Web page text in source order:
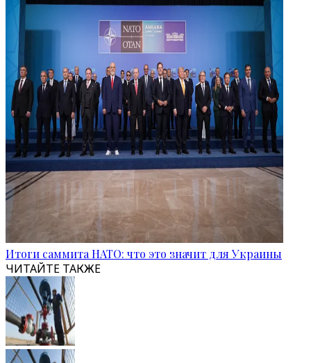
Итоги саммита НАТО: что это значит для Украины
ЧИТАЙТЕ ТАКЖЕ